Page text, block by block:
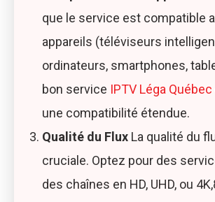
que le service est compatible
appareils (téléviseurs
ordinateurs, smartphones,
bon service IPTV Léga Québec
une compatibilité étendue.
Qualité du Flux La qualité du
cruciale. Optez pour des
des chaînes en HD, UHD, ou